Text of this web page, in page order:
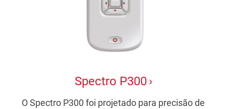
Spectro P300
O Spectro P300 foi projetado para precisão de